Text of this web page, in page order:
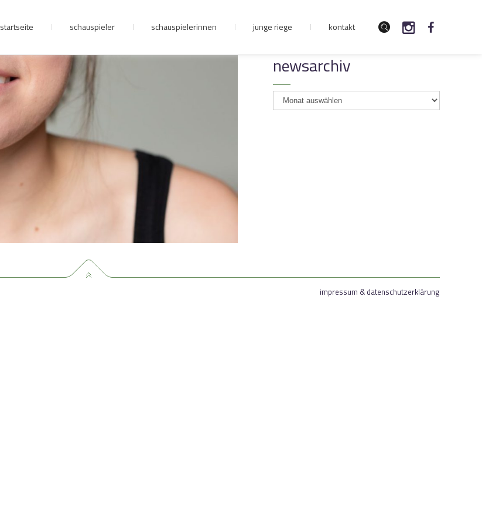
junge riege
kontakt
startseite schauspieler schauspielerinnen junge riege kontakt
newsarchiv
newsarchiv
impressum & datenschutzerklärung